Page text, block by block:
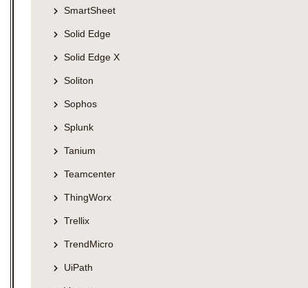
SmartSheet
Solid Edge
Solid Edge X
Soliton
Sophos
Splunk
Tanium
Teamcenter
ThingWorx
Trellix
TrendMicro
UiPath